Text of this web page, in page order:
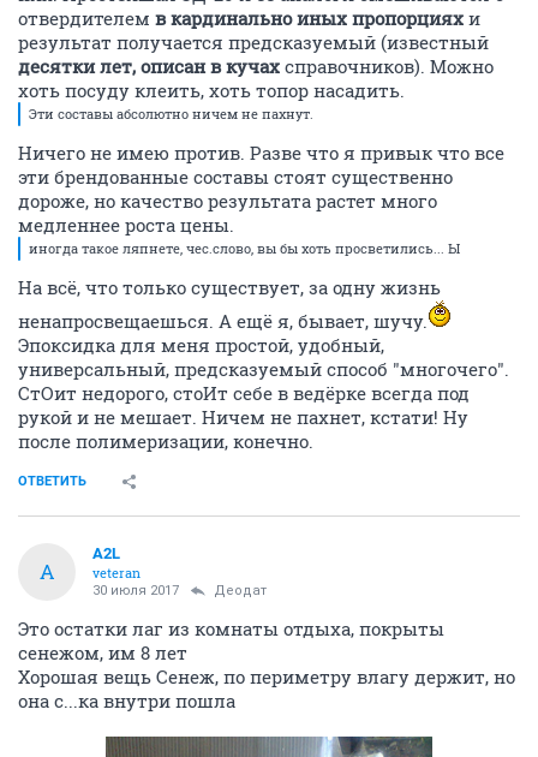
отвердителем в кардинально иных пропорциях и
результат получается предсказуемый (известный
десятки лет, описан в кучах справочников). Можно
хоть посуду клеить, хоть топор насадить.
Эти составы абсолютно ничем не пахнут.
Ничего не имею против. Разве что я привык что все
эти брендованные составы стоят существенно
дороже, но качество результата растет много
медленнее роста цены.
иногда такое ляпнете, чес.слово, вы бы хоть просветились... Ы
На всё, что только существует, за одну жизнь
ненапросвещаешься. А ещё я, бывает, шучу.
Эпоксидка для меня простой, удобный,
универсальный, предсказуемый способ "многочего".
СтОит недорого, стоИт себе в ведёрке всегда под
рукой и не мешает. Ничем не пахнет, кстати! Ну
после полимеризации, конечно.
ОТВЕТИТЬ
A
A2L
veteran
30 июля 2017 Деодат
Это остатки лаг из комнаты отдыха, покрыты
сенежом, им 8 лет
Хорошая вещь Сенеж, по периметру влагу держит, но
она с...ка внутри пошла